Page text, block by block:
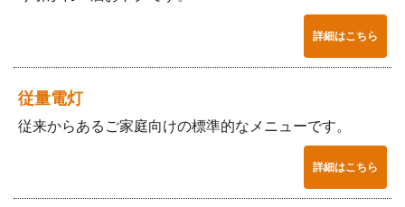
詳細はこちら
従量電灯
従来からあるご家庭向けの標準的なメニューです。
詳細はこちら